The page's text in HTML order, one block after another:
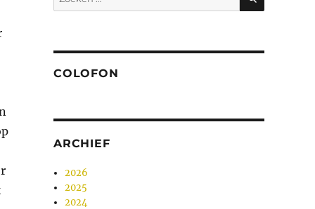
naar:
COLOFON
ARCHIEF
2026
2025
2024